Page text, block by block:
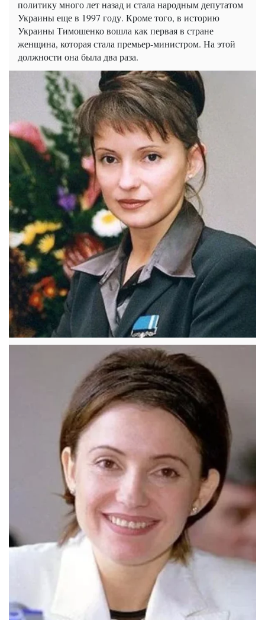
политику много лет назад и стала народным депутатом
Украины еще в 1997 году. Кроме того, в историю
Украины Тимошенко вошла как первая в стране
женщина, которая стала премьер-министром. На этой
должности она была два раза.